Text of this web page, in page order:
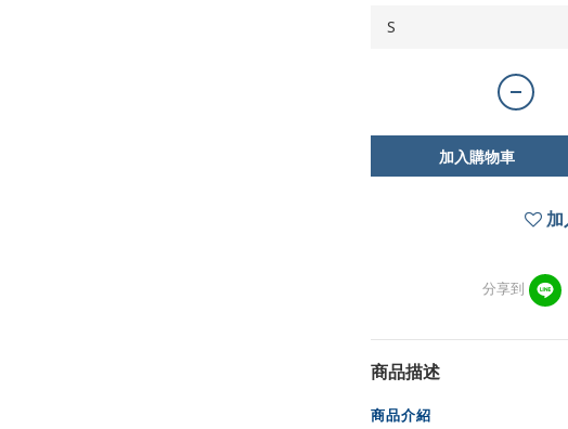
加入購物車
分享到
商品描述
商品介紹